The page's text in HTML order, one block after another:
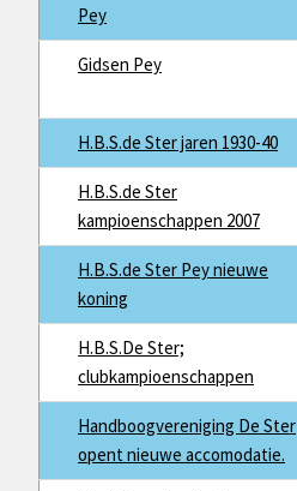
Pey
Gidsen Pey
H.B.S.de Ster jaren 1930-40
H.B.S.de Ster
kampioenschappen 2007
H.B.S.de Ster Pey nieuwe
koning
H.B.S.De Ster;
clubkampioenschappen
Handboogvereniging De Ster
opent nieuwe accomodatie.